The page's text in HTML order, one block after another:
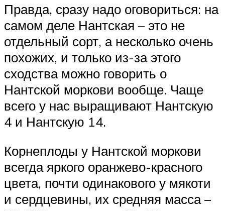
Правда, сразу надо оговориться: на
самом деле Нантская – это не
отдельный сорт, а несколько очень
похожих, и только из-за этого
сходства можно говорить о
Нантской моркови вообще. Чаще
всего у нас выращивают Нантскую
4 и Нантскую 14.
Корнеплоды у Нантской моркови
всегда яркого оранжево-красного
цвета, почти одинакового у мякоти
и сердцевины, их средняя масса –